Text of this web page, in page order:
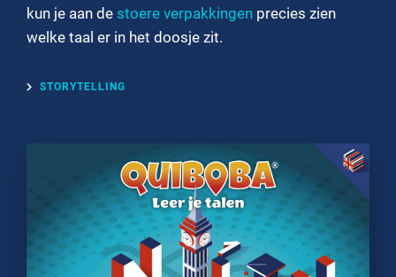
kun je aan de stoere verpakkingen precies zien
welke taal er in het doosje zit.
STORYTELLING